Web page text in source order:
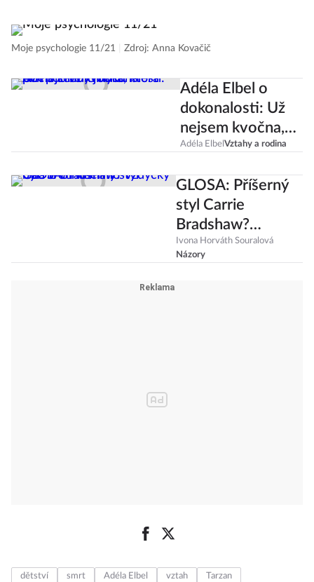
Moje psychologie 11/21 Zdroj: Anna Kovačič
Adéla Elbel o
dokonalosti: Už
nejsem kvočna,
která plní potřeby
Adéla Elbel Vztahy a rodina
GLOSA: Příšerný
styl Carrie
Bradshaw?
Vždycky byla
trochu mimo
Ivona Horváth Souralová
Názory
dětství smrt Adéla Elbel vztah Tarzan